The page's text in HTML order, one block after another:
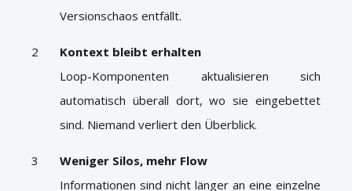
Versionschaos entfällt.
Kontext bleibt erhalten
Loop-Komponenten aktualisieren sich
automatisch überall dort, wo sie eingebettet
sind. Niemand verliert den Überblick.
Weniger Silos, mehr Flow
Informationen sind nicht länger an eine einzelne